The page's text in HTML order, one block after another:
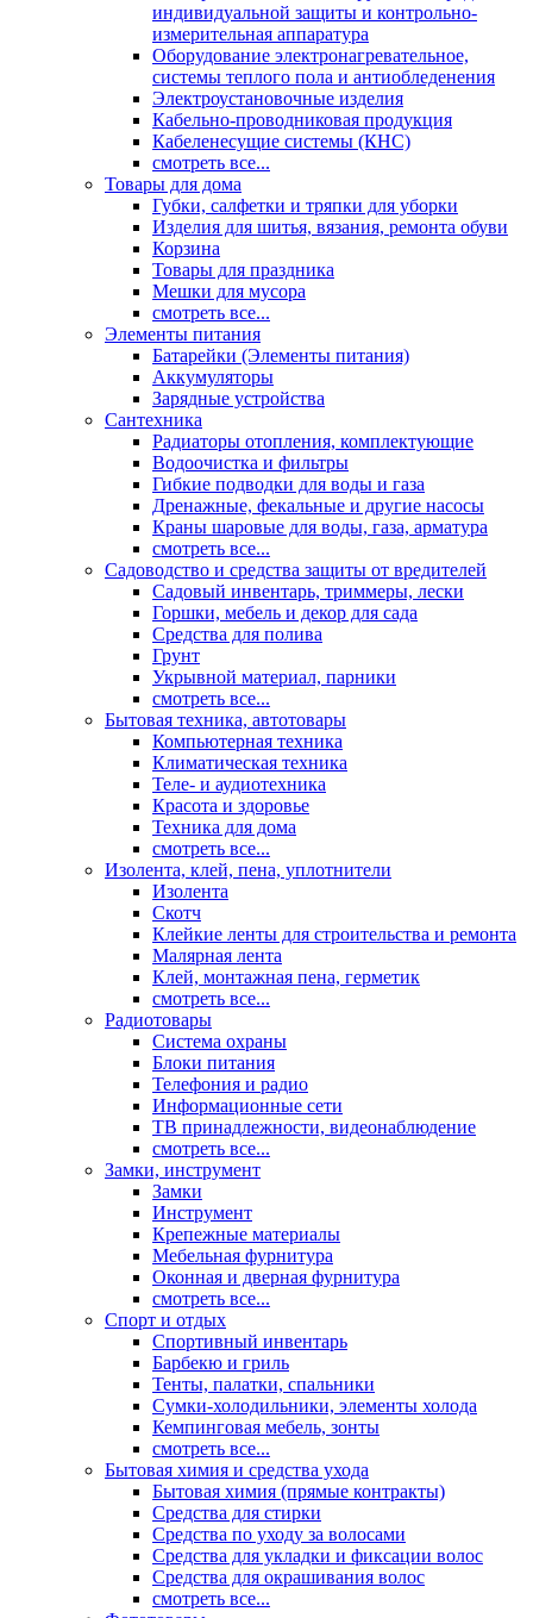
индивидуальной защиты и контрольно-
измерительная аппаратура
Оборудование электронагревательное,
системы теплого пола и антиобледенения
Электроустановочные изделия
Кабельно-проводниковая продукция
Кабеленесущие системы (КНС)
смотреть все...
Товары для дома
Губки, салфетки и тряпки для уборки
Изделия для шитья, вязания, ремонта обуви
Корзина
Товары для праздника
Мешки для мусора
смотреть все...
Элементы питания
Батарейки (Элементы питания)
Аккумуляторы
Зарядные устройства
Сантехника
Радиаторы отопления, комплектующие
Водоочистка и фильтры
Гибкие подводки для воды и газа
Дренажные, фекальные и другие насосы
Краны шаровые для воды, газа, арматура
смотреть все...
Садоводство и средства защиты от вредителей
Садовый инвентарь, триммеры, лески
Горшки, мебель и декор для сада
Средства для полива
Грунт
Укрывной материал, парники
смотреть все...
Бытовая техника, автотовары
Компьютерная техника
Климатическая техника
Теле- и аудиотехника
Красота и здоровье
Техника для дома
смотреть все...
Изолента, клей, пена, уплотнители
Изолента
Скотч
Клейкие ленты для строительства и ремонта
Малярная лента
Клей, монтажная пена, герметик
смотреть все...
Радиотовары
Система охраны
Блоки питания
Телефония и радио
Информационные сети
ТВ принадлежности, видеонаблюдение
смотреть все...
Замки, инструмент
Замки
Инструмент
Крепежные материалы
Мебельная фурнитура
Оконная и дверная фурнитура
смотреть все...
Спорт и отдых
Спортивный инвентарь
Барбекю и гриль
Тенты, палатки, спальники
Сумки-холодильники, элементы холода
Кемпинговая мебель, зонты
смотреть все...
Бытовая химия и средства ухода
Бытовая химия (прямые контракты)
Средства для стирки
Средства по уходу за волосами
Средства для укладки и фиксации волос
Средства для окрашивания волос
смотреть все...